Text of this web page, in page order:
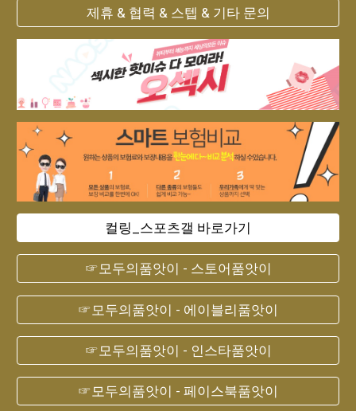
제휴 & 협력 & 스텝 & 기타 문의
컬링_스포츠갤 바로가기
☞모두의품앗이 - 스토어품앗이
☞모두의품앗이 - 에이블리품앗이
☞모두의품앗이 - 인스타품앗이
☞모두의품앗이 - 페이스북품앗이